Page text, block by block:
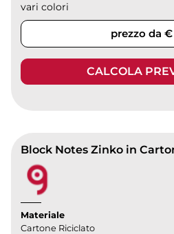
vari colori
prezzo da
CALCOLA
Materiale
Cartone Riciclato